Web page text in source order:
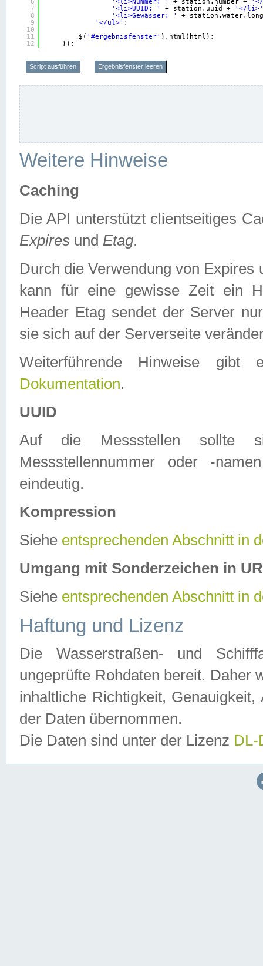
7
8
9
10
11
12
'<li>UUID: '
+ station.uuid +
'</li>'
'<li>Gewässer: '
+
'</ul>' ;
$( '#ergebnisfenster' ).html(html);
});
Script ausführen Ergebnisfenster leeren
Weitere Hinweise
Caching
Die API unterstützt clientseitiges
Expires und Etag.
Durch die Verwendung von
kann für eine gewisse Zeit ein
Header Etag sendet der Server
sie sich auf der Serverseite
Weiterführende Hinweise
Dokumentation.
UUID
Auf die Messstellen sollte
Messstellennummer oder -
eindeutig.
Kompression
Siehe entsprechenden Abschnitt in
Umgang mit Sonderzeichen in
Siehe entsprechenden Abschnitt in
Haftung und Lizenz
Die Wasserstraßen- und
ungeprüfte Rohdaten bereit. Daher
inhaltliche Richtigkeit,
der Daten übernommen.
Die Daten sind unter der Lizenz